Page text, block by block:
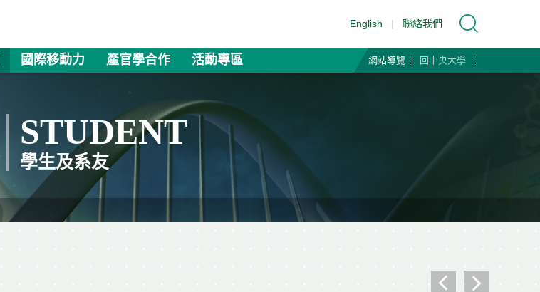
English | 聯絡我們
國際移動力 產官學合作 活動專區 網站導覽 回中央大學
STUDENT
學生及系友